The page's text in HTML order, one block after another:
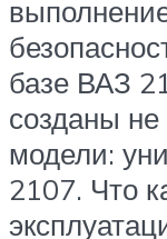
базе ВАЗ
созданы
модели:
2107. Что